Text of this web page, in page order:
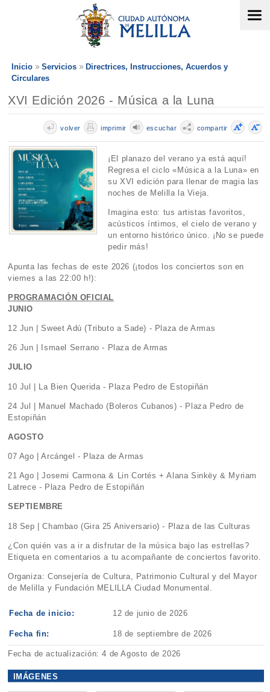
Inicio Servicios
Directrices, Instrucciones, Acuerdos y
Circulares
XVI Edición 2026 - Música a la Luna
compartir
escuchar
imprimir
volver
¡El planazo del verano ya está aquí!
Regresa el ciclo «Música a la Luna» en
su XVI edición para llenar de magia las
noches de Melilla la Vieja.
Imagina esto: tus artistas favoritos,
acústicos íntimos, el cielo de verano y
un entorno histórico único. ¡No se puede
pedir más!
Apunta las fechas de este 2026 (¡todos los conciertos son en
viernes a las 22:00 h!):
PROGRAMACIÓN OFICIAL
JUNIO
12 Jun | Sweet Adú (Tributo a Sade) - Plaza de Armas
26 Jun | Ismael Serrano - Plaza de Armas
JULIO
10 Jul | La Bien Querida - Plaza Pedro de Estopiñán
24 Jul | Manuel Machado (Boleros Cubanos) - Plaza Pedro de
Estopiñán
AGOSTO
07 Ago | Arcángel - Plaza de Armas
21 Ago | Josemi Carmona & Lin Cortés + Alana Sinkëy & Myriam
Latrece - Plaza Pedro de Estopiñán
SEPTIEMBRE
18 Sep | Chambao (Gira 25 Aniversario) - Plaza de las Culturas
¿Con quién vas a ir a disfrutar de la música bajo las estrellas?
Etiqueta en comentarios a tu acompañante de conciertos favorito.
Organiza: Consejería de Cultura, Patrimonio Cultural y del Mayor
de Melilla y Fundación MELILLA Ciudad Monumental.
Fecha de inicio: 12 de junio de 2026
Fecha fin: 18 de septiembre de 2026
Fecha de actualización: 4 de Agosto de 2026
IMÁGENES